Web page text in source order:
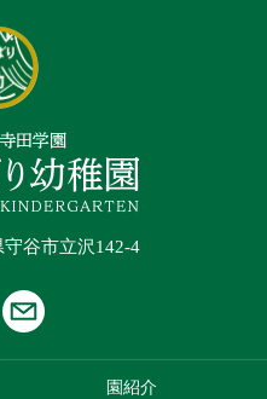
谷市立沢142-4
園紹介